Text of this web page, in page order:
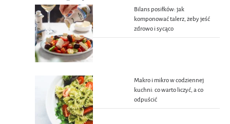
Bilans posiłków: jak
komponować talerz, żeby jeść
zdrowo i sycąco
Makro i mikro w codziennej
kuchni: co warto liczyć, a co
odpuścić